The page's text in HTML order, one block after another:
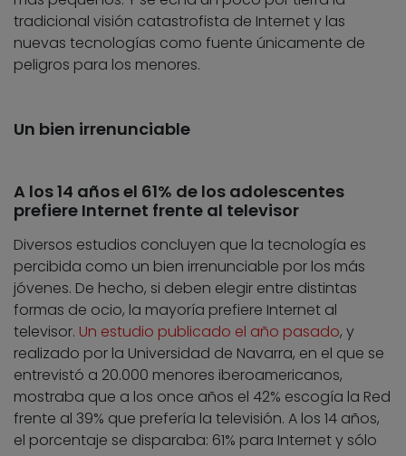
tradicional visión catastrofista de Internet y las
nuevas tecnologías como fuente únicamente de
peligros para los menores.
Un bien irrenunciable
A los 14 años el 61% de los adolescentes
prefiere Internet frente al televisor
Diversos estudios concluyen que la tecnología es
percibida como un bien irrenunciable por los más
jóvenes. De hecho, si deben elegir entre distintas
formas de ocio, la mayoría prefiere Internet al
televisor. Un estudio publicado el año pasado, y
realizado por la Universidad de Navarra, en el que se
entrevistó a 20.000 menores iberoamericanos,
mostraba que a los once años el 42% escogía la Red
frente al 39% que prefería la televisión. A los 14 años,
el porcentaje se disparaba: 61% para Internet y sólo